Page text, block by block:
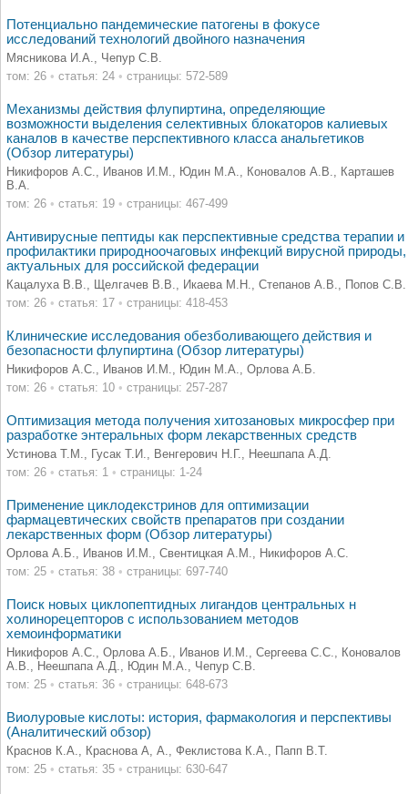
Потенциально пандемические патогены в фокусе
исследований технологий двойного назначения
Мясникова И.А., Чепур С.В.
том: 26 • статья: 24 • страницы: 572-589
Механизмы действия флупиртина, определяющие
возможности выделения селективных блокаторов калиевых
каналов в качестве перспективного класса анальгетиков
(Обзор литературы)
Никифоров А.С., Иванов И.М., Юдин М.А., Коновалов А.В., Карташев
В.А.
том: 26 • статья: 19 • страницы: 467-499
Антивирусные пептиды как перспективные средства терапии и
профилактики природноочаговых инфекций вирусной природы,
актуальных для российской федерации
Кацалуха В.В., Щелгачев В.В., Икаева М.Н., Степанов А.В., Попов С.В.
том: 26 • статья: 17 • страницы: 418-453
Клинические исследования обезболивающего действия и
безопасности флупиртина (Обзор литературы)
Никифоров А.С., Иванов И.М., Юдин М.А., Орлова А.Б.
том: 26 • статья: 10 • страницы: 257-287
Оптимизация метода получения хитозановых микросфер при
разработке энтеральных форм лекарственных средств
Устинова Т.М., Гусак Т.И., Венгерович Н.Г., Неешпапа А.Д.
том: 26 • статья: 1 • страницы: 1-24
Применение циклодекстринов для оптимизации
фармацевтических свойств препаратов при создании
лекарственных форм (Обзор литературы)
Орлова А.Б., Иванов И.М., Свентицкая А.М., Никифоров А.С.
том: 25 • статья: 38 • страницы: 697-740
Поиск новых циклопептидных лигандов центральных н
холинорецепторов с использованием методов
хемоинформатики
Никифоров А.С., Орлова А.Б., Иванов И.М., Сергеева С.С., Коновалов
А.В., Неешпапа А.Д., Юдин М.А., Чепур С.В.
том: 25 • статья: 36 • страницы: 648-673
Виолуровые кислоты: история, фармакология и перспективы
(Аналитический обзор)
Краснов К.А., Краснова А, А., Феклистова К.А., Папп В.Т.
том: 25 • статья: 35 • страницы: 630-647